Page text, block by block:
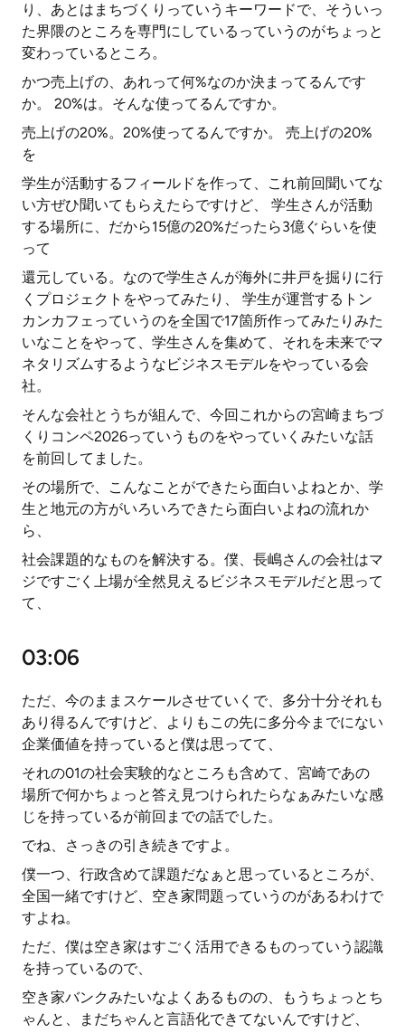
り、あとはまちづくりっていうキーワードで、そういっ
た界隈のところを専門にしているっていうのがちょっと
変わっているところ。
かつ売上げの、あれって何%なのか決まってるんです
か。 20%は。そんな使ってるんですか。
売上げの20%。20%使ってるんですか。 売上げの20%
を
学生が活動するフィールドを作って、これ前回聞いてな
い方ぜひ聞いてもらえたらですけど、 学生さんが活動
する場所に、だから15億の20%だったら3億ぐらいを使
って
還元している。なので学生さんが海外に井戸を掘りに行
くプロジェクトをやってみたり、 学生が運営するトン
カンカフェっていうのを全国で17箇所作ってみたりみた
いなことをやって、学生さんを集めて、それを未来でマ
ネタリズムするようなビジネスモデルをやっている会
社。
そんな会社とうちが組んで、今回これからの宮崎まちづ
くりコンペ2026っていうものをやっていくみたいな話
を前回してました。
その場所で、こんなことができたら面白いよねとか、学
生と地元の方がいろいろできたら面白いよねの流れか
ら、
社会課題的なものを解決する。僕、長嶋さんの会社はマ
ジですごく上場が全然見えるビジネスモデルだと思って
て、
03:06
ただ、今のままスケールさせていくで、多分十分それも
あり得るんですけど、よりもこの先に多分今までにない
企業価値を持っていると僕は思ってて、
それの01の社会実験的なところも含めて、宮崎であの
場所で何かちょっと答え見つけられたらなぁみたいな感
じを持っているが前回までの話でした。
でね、さっきの引き続きですよ。
僕一つ、行政含めて課題だなぁと思っているところが、
全国一緒ですけど、空き家問題っていうのがあるわけで
すよね。
ただ、僕は空き家はすごく活用できるものっていう認識
を持っているので、
空き家バンクみたいなよくあるものの、もうちょっとち
ゃんと、まだちゃんと言語化できてないんですけど、